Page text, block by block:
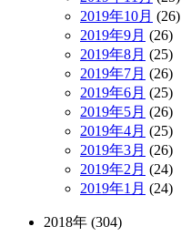
2019年10月 (26)
2019年9月 (26)
2019年8月 (25)
2019年7月 (26)
2019年6月 (25)
2019年5月 (26)
2019年4月 (25)
2019年3月 (26)
2019年2月 (24)
2019年1月 (24)
2018年 (304)